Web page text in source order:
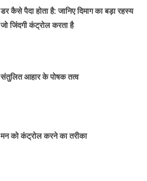
डर कैसे पैदा होता है: जानिए दिमाग का बड़ा रहस्य
जो जिंदगी कंट्रोल करता है
संतुलित आहार के पोषक तत्व
मन को कंट्रोल करने का तरीका